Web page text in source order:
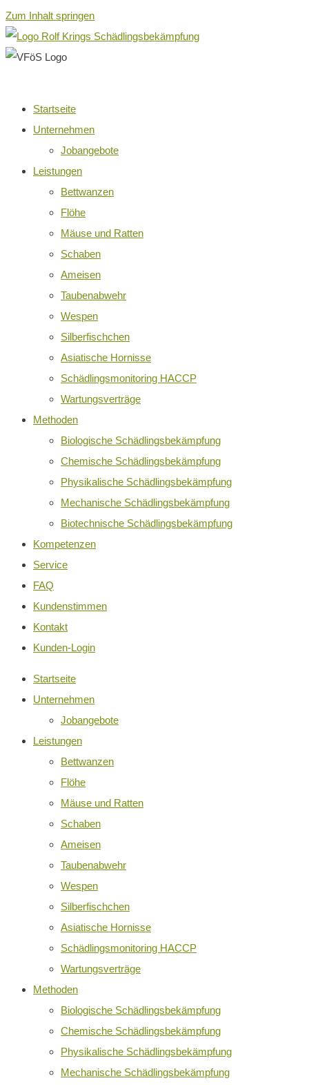
Zum Inhalt springen
Startseite
Unternehmen
Jobangebote
Leistungen
Bettwanzen
Flöhe
Mäuse und Ratten
Schaben
Ameisen
Taubenabwehr
Wespen
Silberfischchen
Asiatische Hornisse
Schädlingsmonitoring HACCP
Wartungsverträge
Methoden
Biologische Schädlingsbekämpfung
Chemische Schädlingsbekämpfung
Physikalische Schädlingsbekämpfung
Mechanische Schädlingsbekämpfung
Biotechnische Schädlingsbekämpfung
Kompetenzen
Service
FAQ
Kundenstimmen
Kontakt
Kunden-Login
Startseite
Unternehmen
Jobangebote
Leistungen
Bettwanzen
Flöhe
Mäuse und Ratten
Schaben
Ameisen
Taubenabwehr
Wespen
Silberfischchen
Asiatische Hornisse
Schädlingsmonitoring HACCP
Wartungsverträge
Methoden
Biologische Schädlingsbekämpfung
Chemische Schädlingsbekämpfung
Physikalische Schädlingsbekämpfung
Mechanische Schädlingsbekämpfung